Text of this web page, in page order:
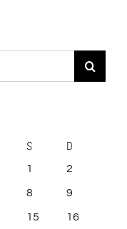
S D
1 2
8 9
15 16